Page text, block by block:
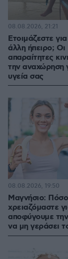
Ετοιμάζεστε
άλλη ήπειρο; Οι
απαραίτητες
την αναχώρηση
υγεία σας
08.08.2026, 21:21
Μαγνήσιο: Πόσο
χρειαζόμαστε
αποφύγουμε
να μη γεράσει
08.08.2026, 19:50